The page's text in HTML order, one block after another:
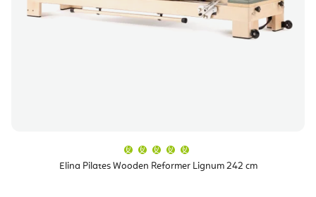
Elina Pilates Wooden Reformer Lignum 242 cm
átlagos
értékelése